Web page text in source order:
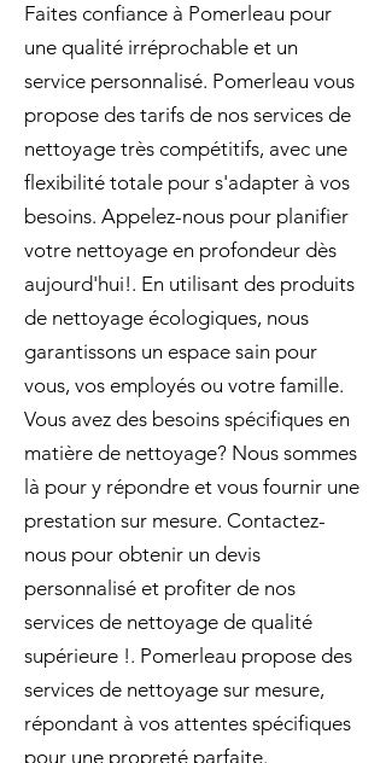
Faites confiance à Pomerleau pour
une qualité irréprochable et un
service personnalisé. Pomerleau vous
propose des tarifs de nos services de
nettoyage très compétitifs, avec une
flexibilité totale pour s'adapter à vos
besoins. Appelez-nous pour planifier
votre nettoyage en profondeur dès
aujourd'hui!. En utilisant des produits
de nettoyage écologiques, nous
garantissons un espace sain pour
vous, vos employés ou votre famille.
Vous avez des besoins spécifiques en
matière de nettoyage? Nous sommes
là pour y répondre et vous fournir une
prestation sur mesure. Contactez-
nous pour obtenir un devis
personnalisé et profiter de nos
services de nettoyage de qualité
supérieure !. Pomerleau propose des
services de nettoyage sur mesure,
répondant à vos attentes spécifiques
pour une propreté parfaite.